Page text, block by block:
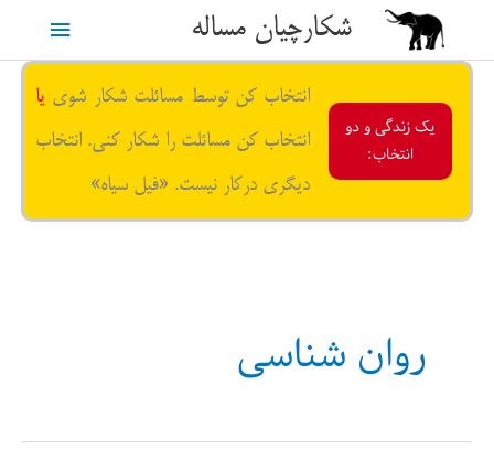
محتوا
شکارچیان مساله
فهرست
یک زندگی و دو
انتخاب:
انتخاب کن توسط مسائلت شکار شوی یا
انتخاب کن مسائلت را شکار کنی. انتخاب
دیگری درکار نیست. «فیل سیاه»
روان شناسی